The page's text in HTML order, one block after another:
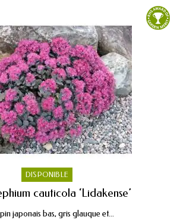
DISPONIBLE
cauticola ‘Lidakense’
japonais bas, gris glauque et...